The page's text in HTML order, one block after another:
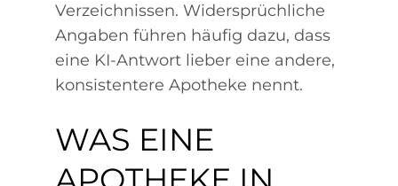
Verzeichnissen. Widersprüchliche
Angaben führen häufig dazu, dass
eine KI-Antwort lieber eine andere,
konsistentere Apotheke nennt.
WAS EINE